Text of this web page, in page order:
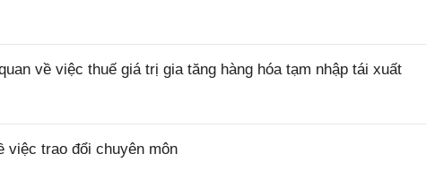
về việc thuế giá trị gia tăng hàng hóa tạm nhập tái xuất
việc trao đổi chuyên môn